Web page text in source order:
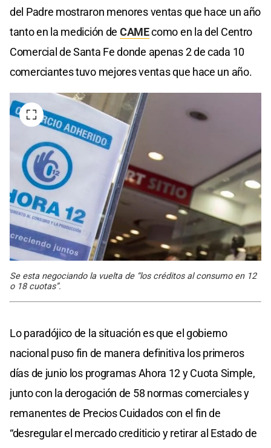
del Padre mostraron menores ventas que hace un año
tanto en la medición de CAMEcomo en la del Centro
Comercial de Santa Fe donde apenas 2 de cada 10
comerciantes tuvo mejores ventas que hace un año.
Se esta negociando la vuelta de “los créditos al consumo en 12
o 18 cuotas”.
Lo paradójico de la situación es que el gobierno
nacional puso fin de manera definitiva los primeros
días de junio los programas Ahora 12 y Cuota Simple,
junto con la derogación de 58 normas comerciales y
remanentes de Precios Cuidados con el fin de
“desregular el mercado crediticio y retirar al Estado de